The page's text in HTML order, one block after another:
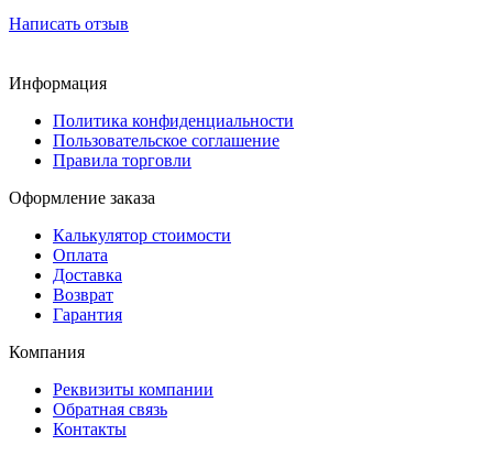
Написать отзыв
Информация
Политика конфиденциальности
Пользовательское соглашение
Правила торговли
Оформление заказа
Калькулятор стоимости
Оплата
Доставка
Возврат
Гарантия
Компания
Реквизиты компании
Обратная связь
Контакты